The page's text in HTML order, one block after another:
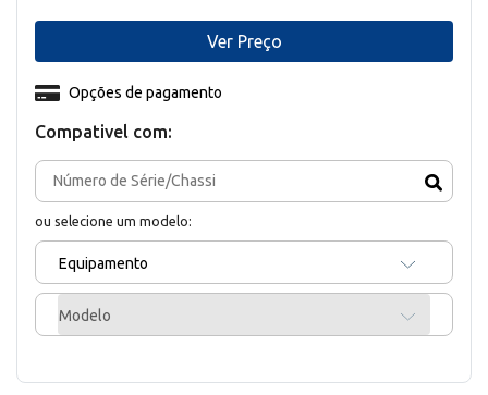
Compativel com:
ou selecione um modelo:
Equipamento
Modelo
Opções de pagamento
Ver Preço